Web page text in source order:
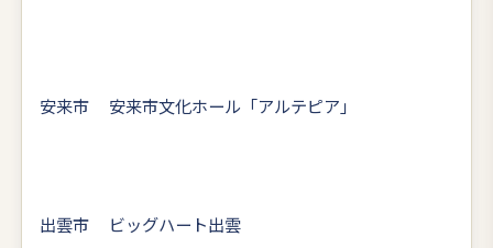
安来市 安来市文化ホール「アルテピア」
出雲市 ビッグハート出雲